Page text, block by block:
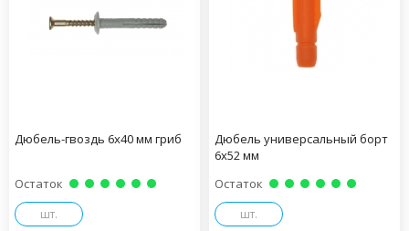
Дюбель-гвоздь 6х40 мм гриб
Остаток
шт.
Дюбель универсальный борт
6х52 мм
Остаток
шт.